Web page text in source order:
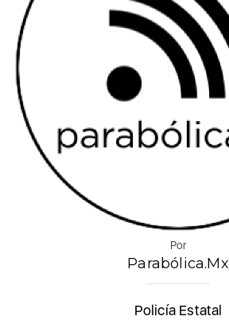
Por
Parabólica.Mx
Policía Estatal